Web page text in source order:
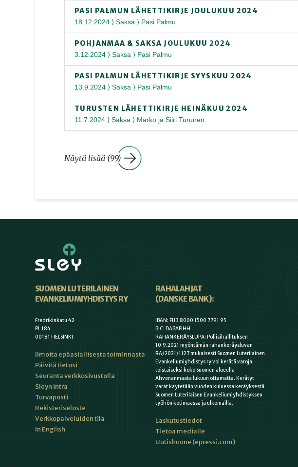
PASI PALMUN LÄHETTIKIRJE JOULUKUU 2024
18.12.2024 ⟩ Saksa ⟩ Pasi Palmu
POHJANMAA & SAKSA JOULUKUU 2024
3.12.2024 ⟩ Saksa ⟩ Pasi Palmu
PASI PALMUN LÄHETTIKIRJE SYYSKUU 2024
13.9.2024 ⟩ Saksa ⟩ Pasi Palmu
TURUSTEN LÄHETTIKIRJE HEINÄKUU 2024
11.7.2024 ⟩ Saksa ⟩ Marko ja Siiri Turunen
Näytä lisää (99)
SUOMEN LUTERILAINEN
EVANKELIUMIYHDISTYS RY
Fredrikinkatu 42
PL 184
00181 HELSINKI
Ilmoita epäasiallisesta toiminnasta
Päivitä tietosi
Seuranta verkkosivustolla
Sleyn intra
Turvaposti
Rekisteriseloste
Verkkopalveluiden tila
In English
RAHALAHJAT
(DANSKE BANK):
IBAN: FI13 8000 1500 7791 95
BIC: DABAFIHH
RAHANKERÄYSLUPA: Poliisihallituksen
10.9.2021 myöntämän rahankeräysluvan
RA/2021/1127 mukaisesti Suomen Luterilainen
Evankeliumiyhdistys ry voi kerätä varoja
toistaiseksi koko Suomen alueella
Ahvenanmaata lukuun ottamatta. Kerätyt
varat käytetään vuoden kuluessa keräyksestä
Suomen Luterilaisen Evankeliumiyhdistyksen
työhön kotimaassa ja ulkomailla.
Laskutustiedot
Tietoa medialle
Uutishuone (epressi.com)